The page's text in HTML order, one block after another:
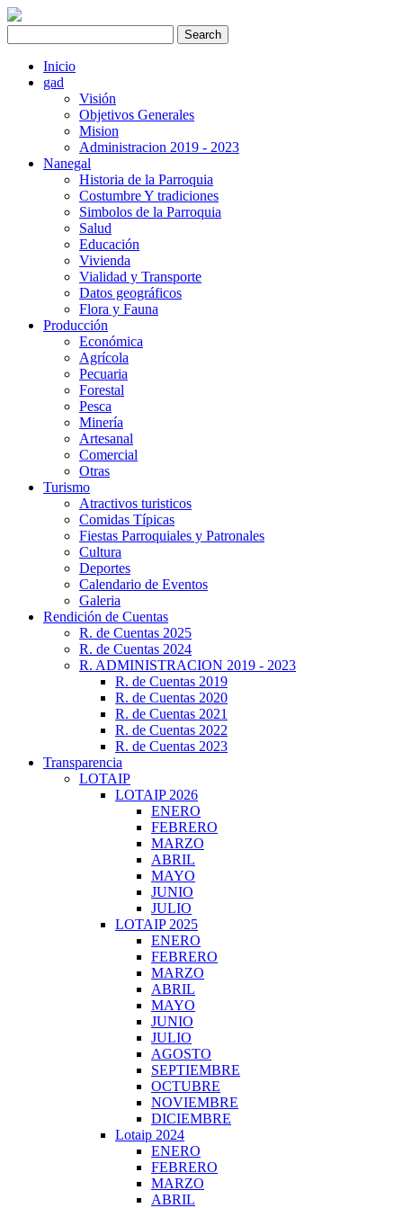
Inicio
gad
Visión
Objetivos Generales
Mision
Administracion 2019 - 2023
Nanegal
Historia de la Parroquia
Costumbre Y tradiciones
Simbolos de la Parroquia
Salud
Educación
Vivienda
Vialidad y Transporte
Datos geográficos
Flora y Fauna
Producción
Económica
Agrícola
Pecuaria
Forestal
Pesca
Minería
Artesanal
Comercial
Otras
Turismo
Atractivos turisticos
Comidas Típicas
Fiestas Parroquiales y Patronales
Cultura
Deportes
Calendario de Eventos
Galeria
Rendición de Cuentas
R. de Cuentas 2025
R. de Cuentas 2024
R. ADMINISTRACION 2019 - 2023
R. de Cuentas 2019
R. de Cuentas 2020
R. de Cuentas 2021
R. de Cuentas 2022
R. de Cuentas 2023
Transparencia
LOTAIP
LOTAIP 2026
ENERO
FEBRERO
MARZO
ABRIL
MAYO
JUNIO
JULIO
LOTAIP 2025
ENERO
FEBRERO
MARZO
ABRIL
MAYO
JUNIO
JULIO
AGOSTO
SEPTIEMBRE
OCTUBRE
NOVIEMBRE
DICIEMBRE
Lotaip 2024
ENERO
FEBRERO
MARZO
ABRIL